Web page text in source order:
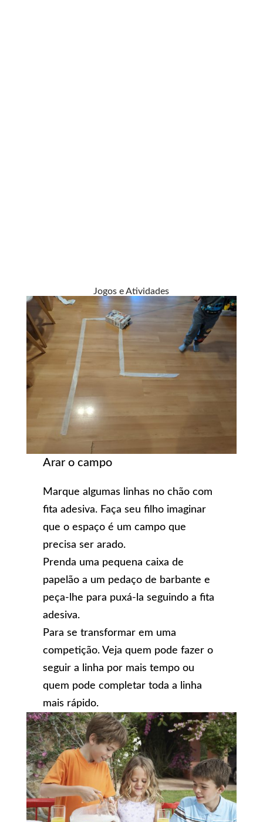
Jogos e Atividades
Arar o campo
Marque algumas linhas no chão com
fita adesiva. Faça seu filho imaginar
que o espaço é um campo que
precisa ser arado.
Prenda uma pequena caixa de
papelão a um pedaço de barbante e
peça-lhe para puxá-la seguindo a fita
adesiva.
Para se transformar em uma
competição. Veja quem pode fazer o
seguir a linha por mais tempo ou
quem pode completar toda a linha
mais rápido.